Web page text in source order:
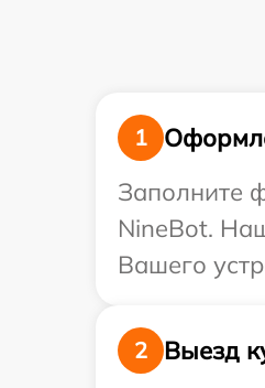
1
Заполните
NineBot.
Вашего
2
Выезд